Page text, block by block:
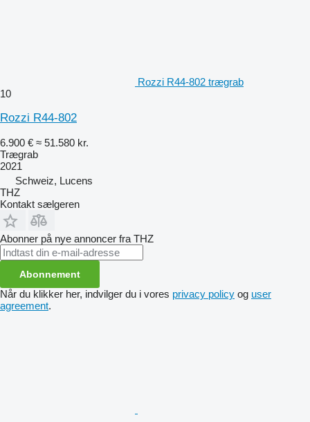
Rozzi R44-802 trægrab
10
Rozzi R44-802
6.900 € ≈ 51.580 kr.
Trægrab
2021
Schweiz, Lucens
THZ
Kontakt sælgeren
Abonner på nye annoncer fra THZ
Abonnement
Når du klikker her, indvilger du i vores privacy policy og user
agreement.